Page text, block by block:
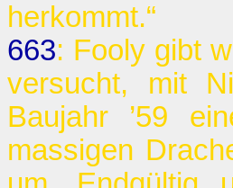
herkommt.“
663: Fooly gibt
versucht, mit
Baujahr ’59
massigen